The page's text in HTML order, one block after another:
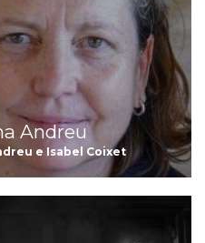
Andreu
e Isabel Coixet